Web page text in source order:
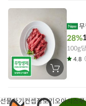
선물하기컨셉장보기오아시스
에
장
바
에
담
28%
100g
4.8